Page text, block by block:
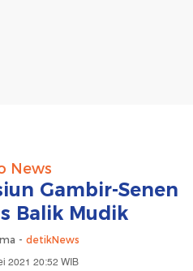
News
Gambir-Senen
Balik Mudik
- detikNews
2021 20:52 WIB